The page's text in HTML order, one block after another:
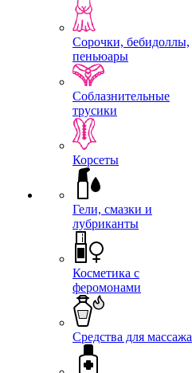
Сорочки, бебидоллы,
пеньюары
Соблазнительные
трусики
Корсеты
Гели, смазки и
лубриканты
Косметика с
феромонами
Средства для массажа